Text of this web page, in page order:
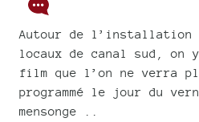
Autour de l’installation
locaux de canal sud, on
film que l’on ne verra
programmé le jour du
mensonge ..